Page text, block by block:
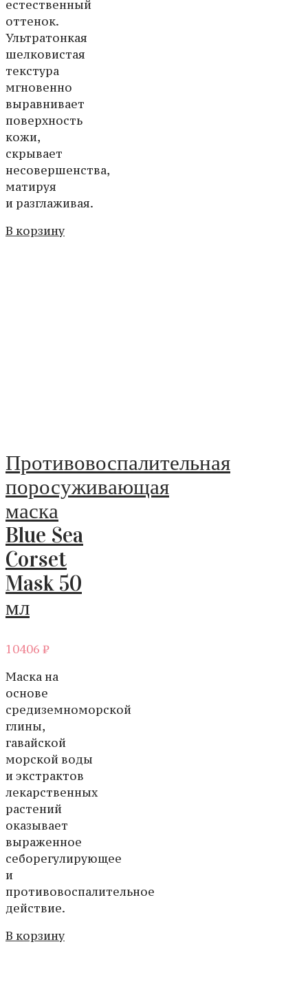
естественный
оттенок.
Ультратонкая
шелковистая
текстура
мгновенно
выравнивает
поверхность
кожи,
скрывает
несовершенства,
матируя
и разглаживая.
В корзину
Противовоспалительная
поросуживающая
маска
Blue Sea
Corset
Mask 50
мл
10406 ₽
Маска на
основе
средиземноморской
глины,
гавайской
морской воды
и экстрактов
лекарственных
растений
оказывает
выраженное
себорегулирующее
и
противовоспалительное
действие.
В корзину